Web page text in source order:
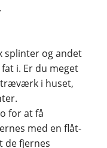
splinter og andet
i. Er du meget
i huset,
for at få
med en flåt-
de fjernes